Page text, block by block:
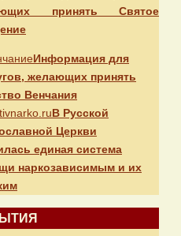
принять Святое
Информация для
желающих принять
Венчания
В Русской
Церкви
единая система
наркозависимым и их